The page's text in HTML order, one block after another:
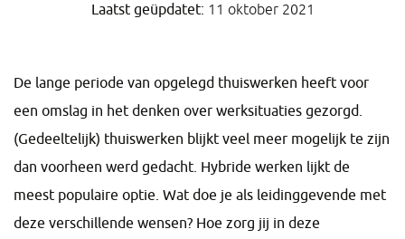
Laatst geüpdatet: 11 oktober 2021
De lange periode van opgelegd thuiswerken heeft voor
een omslag in het denken over werksituaties gezorgd.
(Gedeeltelijk) thuiswerken blijkt veel meer mogelijk te zijn
dan voorheen werd gedacht. Hybride werken lijkt de
meest populaire optie. Wat doe je als leidinggevende met
deze verschillende wensen? Hoe zorg jij in deze